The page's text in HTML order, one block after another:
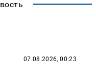
07.08.2026, 00:23